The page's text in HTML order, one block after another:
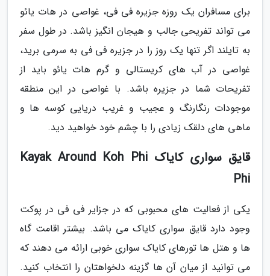
برای مسافران یک روزه جزیره فی فی، غواصی در هات یائو
می تواند تفریحی جالب و هیجان انگیز باشد. در طول سفر
به تایلند اگر تنها یک روز را در جزیره فی فی به سرمی برید،
غواصی در آب های کریستالی و گرم هات یائو باید از
تفریحات شما در جزیره باشد. با غواصی در این منطقه
موجودات رنگارنگ و عجیب و غریب دریایی کوسه ها و
ماهی های دلقک زیادی را با چشم خود خواهید دید.
قایق سواری کایاک Kayak Around Koh Phi
Phi
یکی از فعالیت های محبوبی که در جزایر فی فی در پوکت
وجود دارد قایق سواری کایاک می باشد. بیشتر اقامت گاه
ها و هتل ها تورهای کایاک سواری خوبی ارائه می دهند که
می توانید از میان آن ها گزینه دلخواهتان را انتخاب کنید.